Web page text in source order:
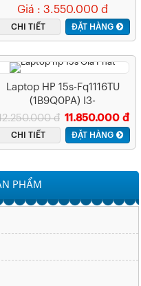
HDD VGA HD Graphic
3000
Giá : 3.550.000 đ
CHI TIẾT ĐẶT HÀNG
Laptop HP 15s-Fq1116TU
(1B9Q0PA) I3-
1005G1/8GB/512GB
SSD/WIN10
11.850.000 đ
đ
CHI TIẾT ĐẶT HÀNG
PHẨM